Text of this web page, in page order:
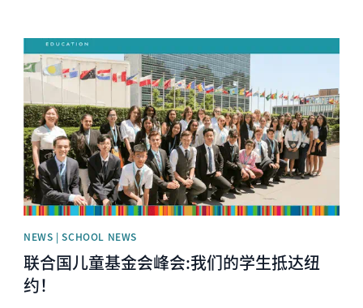
News image
NEWS | SCHOOL NEWS
联合国儿童基金会峰会:我们的学生抵达纽
约！